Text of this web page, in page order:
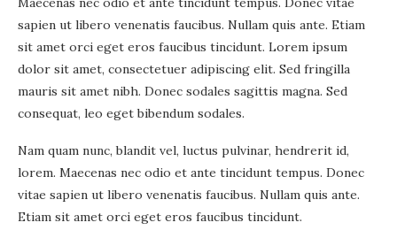
sapien ut libero venenatis faucibus. Nullam quis ante. Etiam
sit amet orci eget eros faucibus tincidunt. Lorem ipsum
dolor sit amet, consectetuer adipiscing elit. Sed fringilla
mauris sit amet nibh. Donec sodales sagittis magna. Sed
consequat, leo eget bibendum sodales.
Nam quam nunc, blandit vel, luctus pulvinar, hendrerit id,
lorem. Maecenas nec odio et ante tincidunt tempus. Donec
vitae sapien ut libero venenatis faucibus. Nullam quis ante.
Etiam sit amet orci eget eros faucibus tincidunt.